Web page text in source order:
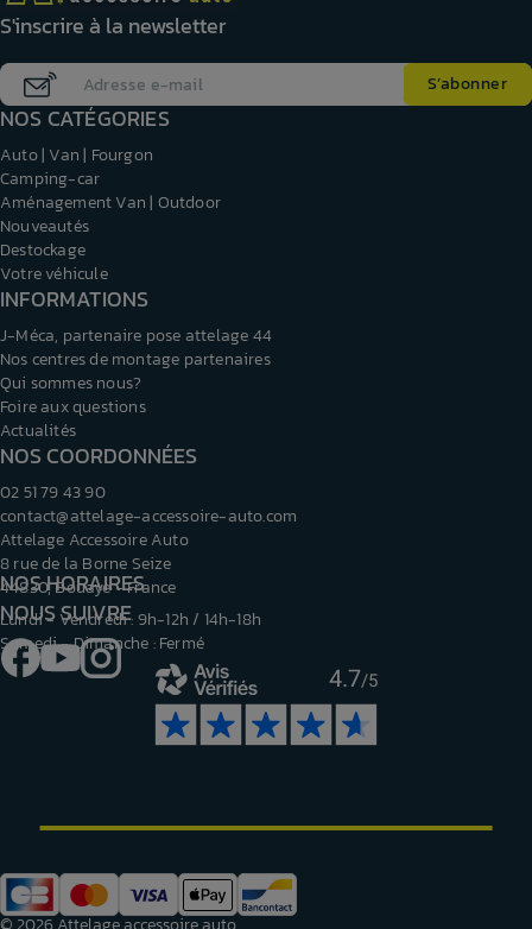
NOS CATÉGORIES
Auto | Van | Fourgon
Camping-car
Aménagement Van | Outdoor
Nouveautés
Destockage
Votre véhicule
INFORMATIONS
J-Méca, partenaire pose attelage 44
Nos centres de montage partenaires
Qui sommes nous?
Foire aux questions
Actualités
NOS COORDONNÉES
02 51 79 43 90
contact@attelage-accessoire-auto.com
Attelage Accessoire Auto
8 rue de la Borne Seize
44830, Bouaye - France
S'inscrire à la newsletter
NOUS SUIVRE
FacebookYouTubeInstagram
NOS HORAIRES
Lundi - Vendredi : 9h-12h / 14h-18h
Samedi - Dimanche : Fermé
4.7/5